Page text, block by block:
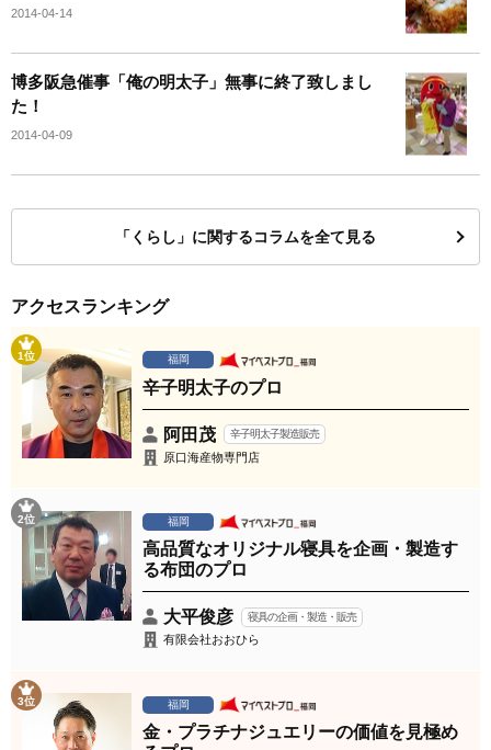
2014-04-14
博多阪急催事「俺の明太子」無事に終了致しまし
た！
2014-04-09
「くらし」に関するコラムを全て見る
アクセスランキング
1位 福岡
辛子明太子のプロ
阿田茂 辛子明太子製造販売
原口海産物専門店
2位 福岡
高品質なオリジナル寝具を企画・製造す
る布団のプロ
大平俊彦 寝具の企画・製造・販売
有限会社おおひら
3位 福岡
金・プラチナジュエリーの価値を見極め